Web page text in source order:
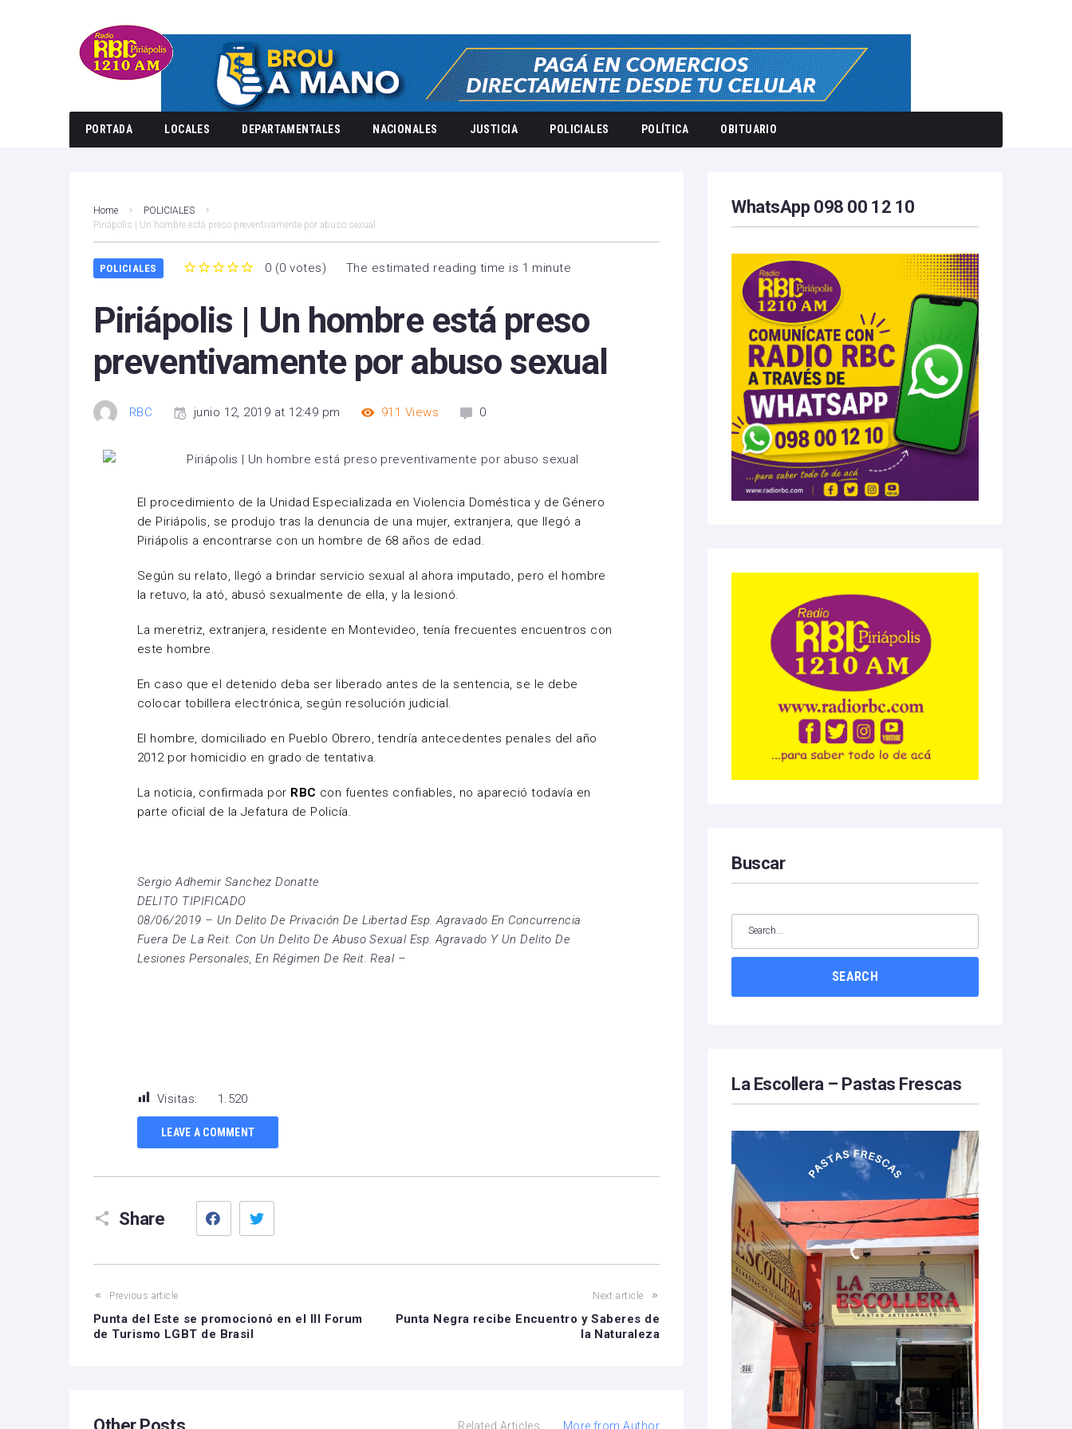
PORTADA LOCALES DEPARTAMENTALES NACIONALES JUSTICIA POLICIALES POLÍTICA OBITUARIO
Home
POLICIALES
Piriápolis | Un hombre está preso preventivamente por abuso sexual
POLICIALES 0 (0 votes) The estimated reading time is 1 minute
Piriápolis | Un hombre está preso
preventivamente por abuso sexual
RBC junio 12, 2019 at 12:49 pm 911 Views 0
El procedimiento de la Unidad Especializada en Violencia Doméstica y de Género
de Piriápolis, se produjo tras la denuncia de una mujer, extranjera, que llegó a
Piriápolis a encontrarse con un hombre de 68 años de edad.
Según su relato, llegó a brindar servicio sexual al ahora imputado, pero el hombre
la retuvo, la ató, abusó sexualmente de ella, y la lesionó.
La meretriz, extranjera, residente en Montevideo, tenía frecuentes encuentros con
este hombre.
En caso que el detenido deba ser liberado antes de la sentencia, se le debe
colocar tobillera electrónica, según resolución judicial.
El hombre, domiciliado en Pueblo Obrero, tendría antecedentes penales del año
2012 por homicidio en grado de tentativa.
La noticia, confirmada por RBC con fuentes confiables, no apareció todavía en
parte oficial de la Jefatura de Policía.
Sergio Adhemir Sanchez Donatte
DELITO TIPIFICADO
08/06/2019 – Un Delito De Privación De Libertad Esp. Agravado En Concurrencia
Fuera De La Reit. Con Un Delito De Abuso Sexual Esp. Agravado Y Un Delito De
Lesiones Personales, En Régimen De Reit. Real –
Visitas: 1.520
LEAVE A COMMENT
Share
Facebook
Previous article
Punta del Este se promocionó en el III Forum
de Turismo LGBT de Brasil
Next article
Punta Negra recibe Encuentro y Saberes de
la Naturaleza
Related Articles More from Author
WhatsApp 098 00 12 10
Buscar
SEARCH
La Escollera – Pastas Frescas